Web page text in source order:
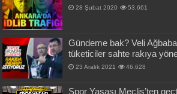
28 Şubat 2020 53,661
Gündeme bak? Veli
tüketiciler sahte rakıya
23 Aralık 2021 46,628
Spor Yasası Meclis’ten